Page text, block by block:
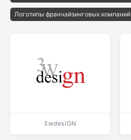
Логотипы франчайзинговых компаний
3wdesiGN